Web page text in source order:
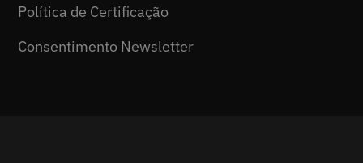
Política de Certificação
Consentimento Newsletter